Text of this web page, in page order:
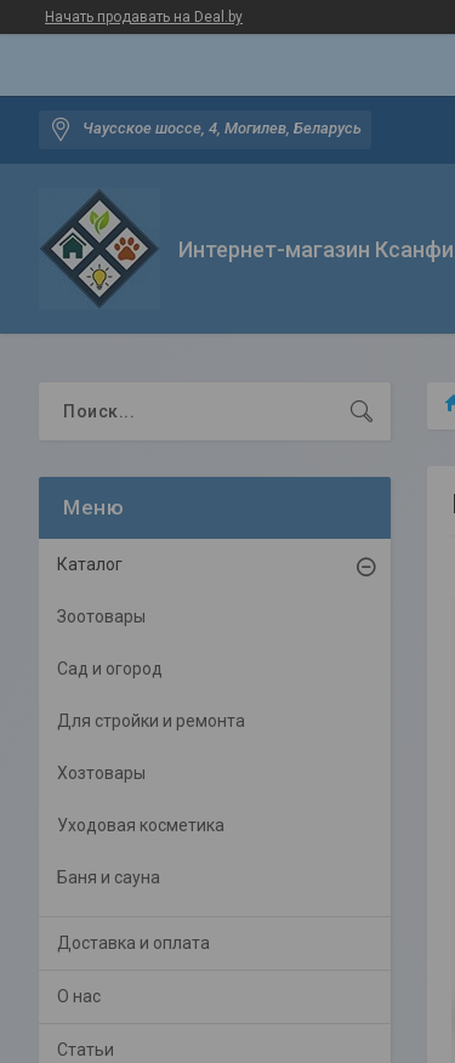
Начать продавать на Deal.by
Чаусское шоссе, 4, Могилев, Беларусь
Интернет-магазин
Каталог
Зоотовары
Сад и огород
Для стройки и ремонта
Хозтовары
Уходовая косметика
Баня и сауна
Доставка и оплата
О нас
Статьи